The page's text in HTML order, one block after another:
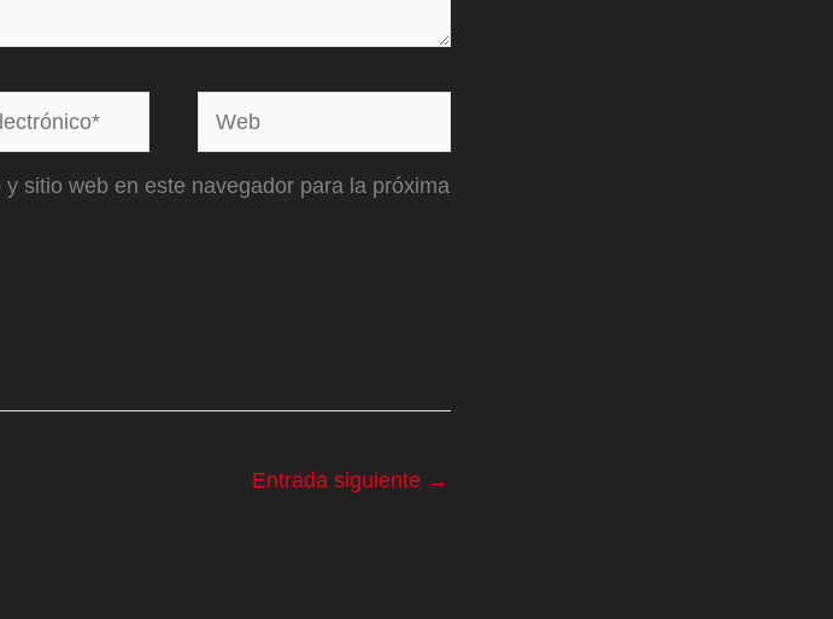
Web
sitio web en este navegador para la próxima
Entrada siguiente →